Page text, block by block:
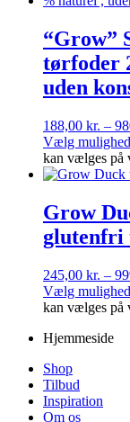
“Grow”
tørfoder
uden
188,00 kr. –
Vælg
kan vælges på
Grow
glutenfri
245,00 kr. –
Vælg
kan vælges på
Hjemmeside
Shop
Tilbud
Inspiration
Om os